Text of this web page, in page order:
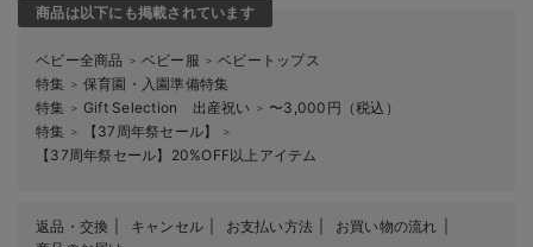
商品は以下にも掲載されています
ベビー全商品 ＞ ベビー服 ＞ ベビートップス
特集
＞ 保育園・入園準備特集
特集
＞ Gift Selection 出産祝い ＞ 〜3,000円（税込）
特集
＞ 【37周年祭セール】 ＞
【37周年祭セール】20%OFF以上アイテム
返品・交換 キャンセル お支払い方法
お買い物の流れ